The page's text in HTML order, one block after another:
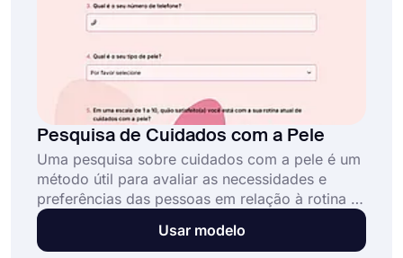
Pesquisa de Cuidados com a Pele
Uma pesquisa sobre cuidados com a pele é um
método útil para avaliar as necessidades e
preferências das pessoas em relação à rotina e
aos produtos de cuidados com a pele.
Dermatologistas, esteticistas e empresas de
Usar modelo